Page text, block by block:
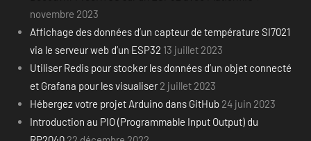
novembre 2023
Affichage des données d’un capteur de température SI7021
via le serveur web d’un ESP32 13 juillet 2023
Utiliser Redis pour stocker les données d’un objet connecté
et Grafana pour les visualiser 2 juillet 2023
Hébergez votre projet Arduino dans GitHub 24 juin 2023
Introduction au PIO (Programmable Input Output) du